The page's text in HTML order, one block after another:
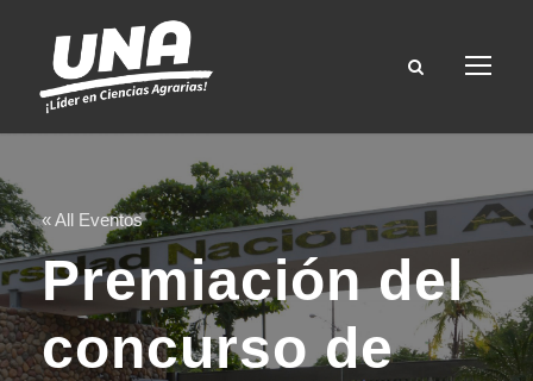
« All Eventos
Premiación del
concurso de